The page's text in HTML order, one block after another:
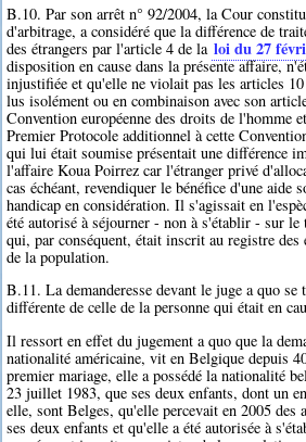
B.10. Par son arrêt n° 92/2004, la Cour
d'arbitrage, a considéré que la différence de
des étrangers par l'article 4 de la loi du 27
disposition en cause dans la présente affaire,
injustifiée et qu'elle ne violait pas les articles
lus isolément ou en combinaison avec son
Convention européenne des droits de l'homme
Premier Protocole additionnel à cette
qui lui était soumise présentait une différence
l'affaire Koua Poirrez car l'étranger privé
cas échéant, revendiquer le bénéfice d'une aide
handicap en considération. Il s'agissait en
été autorisé à séjourner - non à s'établir - sur
qui, par conséquent, était inscrit au registre
de la population.
B.11. La demanderesse devant le juge a quo se
différente de celle de la personne qui était en
Il ressort en effet du jugement a quo que la
nationalité américaine, vit en Belgique depuis
premier mariage, elle a possédé la nationalité
23 juillet 1983, que ses deux enfants, dont un
elle, sont Belges, qu'elle percevait en 2005
ses deux enfants et qu'elle a été autorisée à